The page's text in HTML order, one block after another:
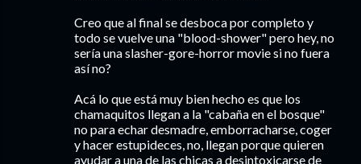
Creo que al final se desboca por completo y
todo se vuelve una "blood-shower" pero hey, no
sería una slasher-gore-horror movie si no fuera
así no?
Acá lo que está muy bien hecho es que los
chamaquitos llegan a la "cabaña en el bosque"
no para echar desmadre, emborracharse, coger
y hacer estupideces, no, llegan porque quieren
ayudar a una de las chicas a desintoxicarse de